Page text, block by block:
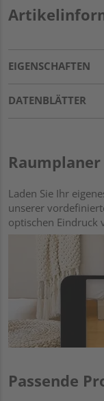
EIGENSCHAFTEN
DATENBLÄTTER
Raumplaner
Laden Sie Ihr
unserer
optischen Eindruck
Passende